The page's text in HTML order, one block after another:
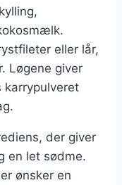
eller lår,
Løgene giver
karrypulveret
der giver
en let sødme.
ønsker en